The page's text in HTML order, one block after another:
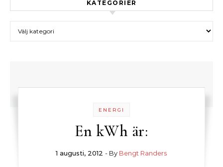
KATEGORIER
ENERGI
En kWh är:
1 augusti, 2012 - By Bengt Randers